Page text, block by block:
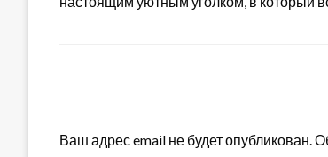
Ваш адрес email не будет опубликован.